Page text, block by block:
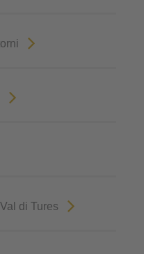
di Tures